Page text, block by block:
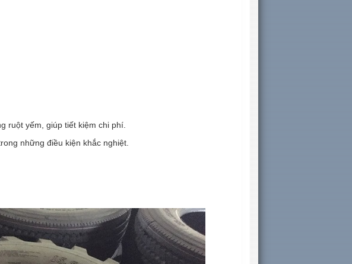
ruột yếm, giúp tiết kiệm chi phí.
những điều kiện khắc nghiệt.